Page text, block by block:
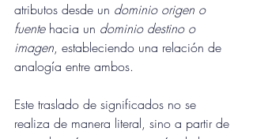
atributos desde un dominio origen o
fuente hacia un dominio destino o
imagen, estableciendo una relación de
analogía entre ambos.
Este traslado de significados no se
realiza de manera literal, sino a partir de